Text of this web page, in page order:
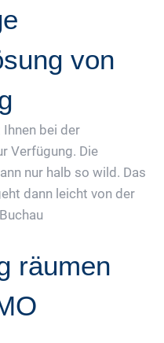
von
bei der
Verfügung. Die
nur halb so wild. Das
dann leicht von der
räumen